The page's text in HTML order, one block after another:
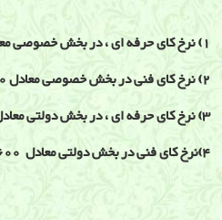
1) نرخ کای حرفه ای ، در بخش خصوصی معادل 216000 ریال می باشد.
2) نرخ کای فنی در بخش خصوصی معادل 277000 ریال می باشد.
3) نرخ کای حرفه ای ، در بخش دولتی معادل 95200 ریال می باشد.
4)نرخ کای فنی در بخش دولتی معادل 112600 ریال می باشد .